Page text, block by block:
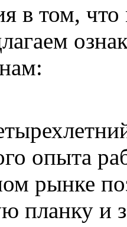
в том,
опыта
рынке
планку и